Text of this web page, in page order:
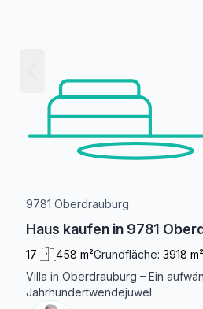
9781 Oberdrauburg
Haus kaufen in 9781
17 458 m²Grundfläche: 3918 m²
Villa in Oberdrauburg – Ein
Jahrhundertwendejuwel